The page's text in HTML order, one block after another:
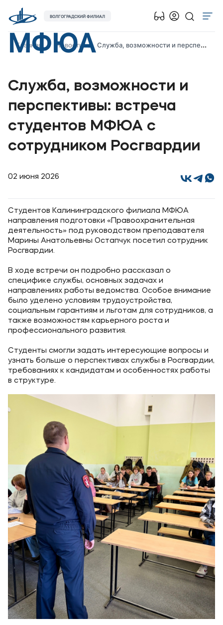
МФЮА
ВОЛГОГРАДСКИЙ ФИЛИАЛ
Об университете
Абитуриенту
Музейно-выставочный центр МФЮА
Наука
Абитуриентам
Выпускникам
Карьера
Институт дополнительного образования
Уровни образования
Среднее профессиональное образование
Высшее образование
Дополнительное образование
Медиа
Объявления
Контакты
Банковские реквизиты
Карьера
Приемная комиссия
+7 (8442) 49-71-33
Полезное
Об образовательной организации
Банковские реквизиты
Главная Новости Служба, возможности и перспективы: встреча студентов МФЮА с сотрудником Росгвардии
Служба, возможности и
перспективы: встреча
студентов МФЮА с
сотрудником Росгвардии
02 июня 2026
Студентов Калининградского филиала МФЮА
направления подготовки «Правоохранительная
деятельность» под руководством преподавателя
Марины Анатольевны Остапчук посетил сотрудник
Росгвардии.
В ходе встречи он подробно рассказал о
специфике службы, основных задачах и
направлениях работы ведомства. Особое внимание
было уделено условиям трудоустройства,
социальным гарантиям и льготам для сотрудников, а
также возможностям карьерного роста и
профессионального развития.
Студенты смогли задать интересующие вопросы и
узнать больше о перспективах службы в Росгвардии,
требованиях к кандидатам и особенностях работы
в структуре.